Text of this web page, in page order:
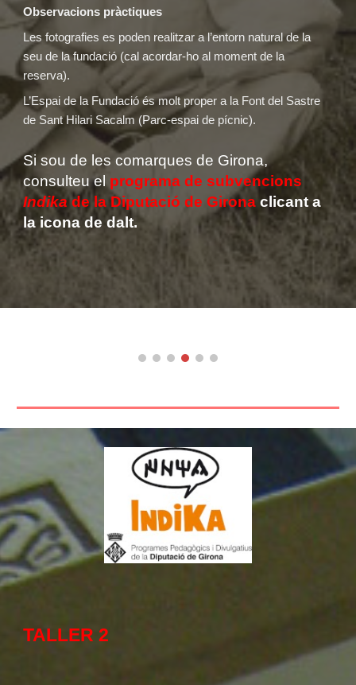
Observacions pràctiques
Les fotografies es poden realitzar a l’entorn natural de la
seu de la fundació (cal acordar-ho al moment de la
reserva).
L’Espai de la Fundació és molt proper a la Font del Sastre
de Sant Hilari Sacalm (Parc-espai de pícnic).
Si sou de les comarques de Girona,
consulteu el programa de subvencions
Indikade la Diputació de Girona clicant a
la icona de dalt.
TALLER2